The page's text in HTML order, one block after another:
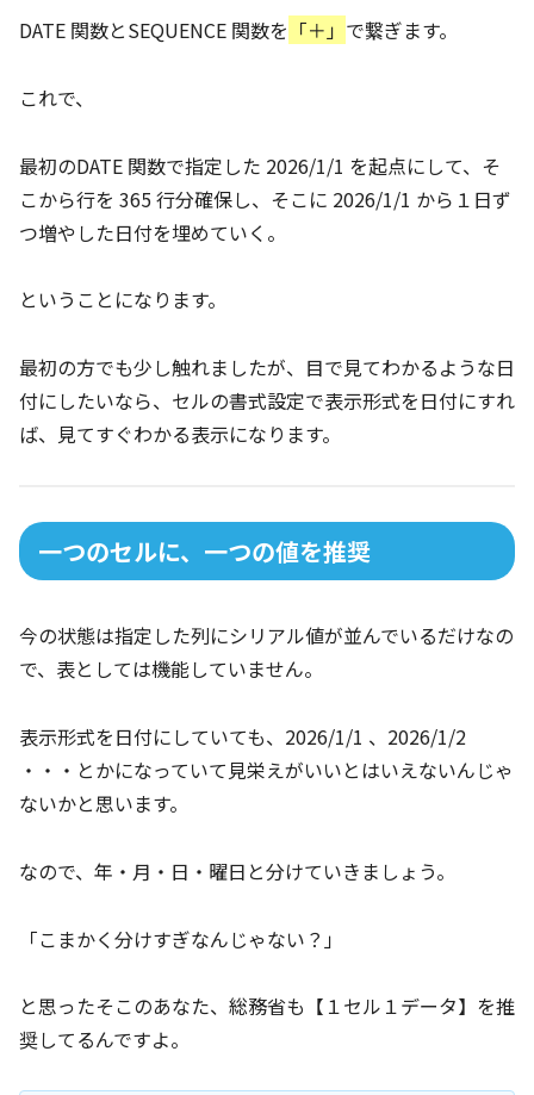
DATE 関数とSEQUENCE 関数を 「＋」 で繋ぎます。
これで、
最初のDATE 関数で指定した 2026/1/1 を起点にして、そ
こから行を 365 行分確保し、そこに 2026/1/1 から１日ず
つ増やした日付を埋めていく。
ということになります。
最初の方でも少し触れましたが、目で見てわかるような日
付にしたいなら、セルの書式設定で表示形式を日付にすれ
ば、見てすぐわかる表示になります。
一つのセルに、一つの値を推奨
今の状態は指定した列にシリアル値が並んでいるだけなの
で、表としては機能していません。
表示形式を日付にしていても、2026/1/1 、2026/1/2
・・・とかになっていて見栄えがいいとはいえないんじゃ
ないかと思います。
なので、年・月・日・曜日と分けていきましょう。
「こまかく分けすぎなんじゃない？」
と思ったそこのあなた、総務省も【１セル１データ】を推
奨してるんですよ。